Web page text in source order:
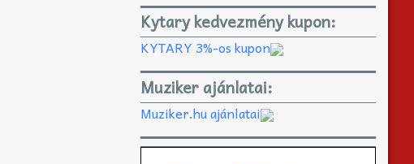
Kytary kedvezmény kupon:
KYTARY 3%-os kupon
Muziker ajánlatai:
Muziker.hu ajánlatai